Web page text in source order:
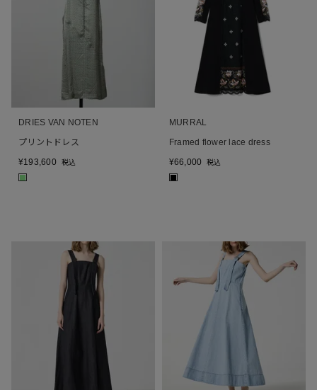
DRIES VAN NOTEN
プリントドレス
¥193,600 税込
MURRAL
Framed flower lace dress
¥66,000 税込